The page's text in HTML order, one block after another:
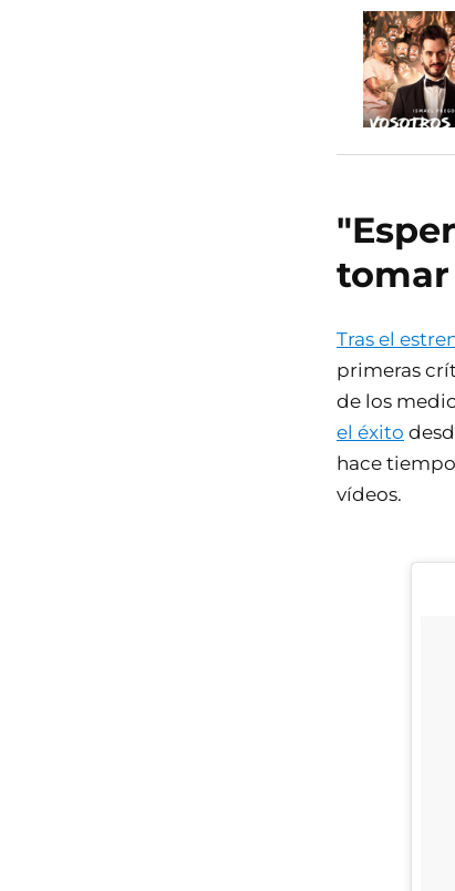
Tras el
primeras
de los
el éxito
hace
vídeos.